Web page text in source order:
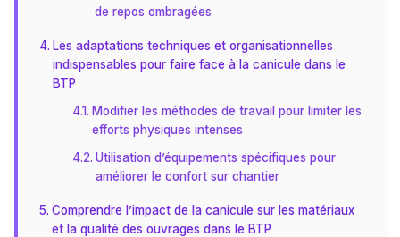
de repos ombragées
Les adaptations techniques et organisationnelles
indispensables pour faire face à la canicule dans le
BTP
Modifier les méthodes de travail pour limiter les
efforts physiques intenses
Utilisation d’équipements spécifiques pour
améliorer le confort sur chantier
Comprendre l’impact de la canicule sur les matériaux
et la qualité des ouvrages dans le BTP